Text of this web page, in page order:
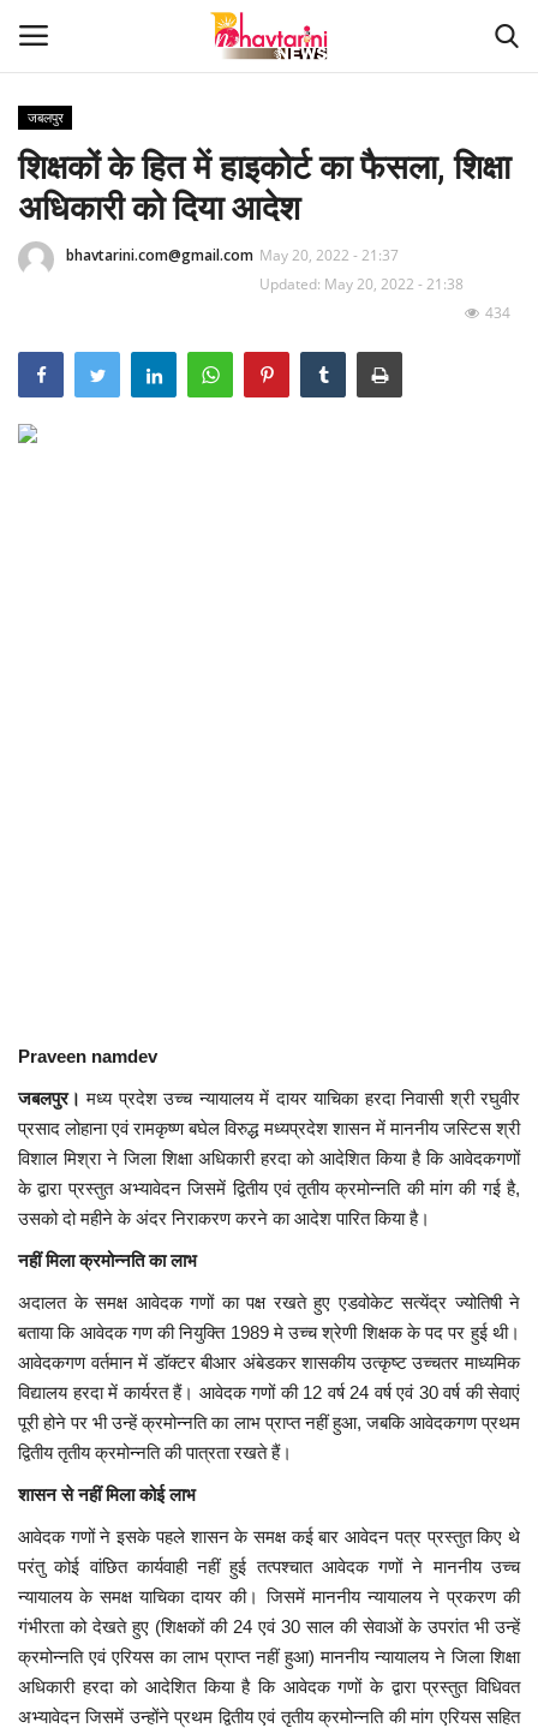
Home
संपर्क करें
हमारे बारे मेंं
पर्यटन
खेल
धर्म
मनोरंजन
बिजनेस
राशिफल
संपर्क
जबलपुर
शिक्षकों के हित में हाइकोर्ट का फैसला, शिक्षा
अधिकारी को दिया आदेश
bhavtarini.com@gmail.com May 20, 2022 - 21:37
Updated: May 20, 2022 - 21:38
434
Praveen namdev
जबलपुर। मध्य प्रदेश उच्च न्यायालय में दायर याचिका हरदा निवासी श्री रघुवीर
प्रसाद लोहाना एवं रामकृष्ण बघेल विरुद्ध मध्यप्रदेश शासन में माननीय जस्टिस श्री
विशाल मिश्रा ने जिला शिक्षा अधिकारी हरदा को आदेशित किया है कि आवेदकगणों
के द्वारा प्रस्तुत अभ्यावेदन जिसमें द्वितीय एवं तृतीय क्रमोन्नति की मांग की गई है,
उसको दो महीने के अंदर निराकरण करने का आदेश पारित किया है।
नहीं मिला क्रमोन्नति का लाभ
अदालत के समक्ष आवेदक गणों का पक्ष रखते हुए एडवोकेट सत्येंद्र ज्योतिषी ने
बताया कि आवेदक गण की नियुक्ति 1989 मे उच्च श्रेणी शिक्षक के पद पर हुई थी।
आवेदकगण वर्तमान में डॉक्टर बीआर अंबेडकर शासकीय उत्कृष्ट उच्चतर माध्यमिक
विद्यालय हरदा में कार्यरत हैं। आवेदक गणों की 12 वर्ष 24 वर्ष एवं 30 वर्ष की सेवाएं
पूरी होने पर भी उन्हें क्रमोन्नति का लाभ प्राप्त नहीं हुआ, जबकि आवेदकगण प्रथम
द्वितीय तृतीय क्रमोन्नति की पात्रता रखते हैं।
शासन से नहीं मिला कोई लाभ
आवेदक गणों ने इसके पहले शासन के समक्ष कई बार आवेदन पत्र प्रस्तुत किए थे
परंतु कोई वांछित कार्यवाही नहीं हुई तत्पश्चात आवेदक गणों ने माननीय उच्च
न्यायालय के समक्ष याचिका दायर की। जिसमें माननीय न्यायालय ने प्रकरण की
गंभीरता को देखते हुए (शिक्षकों की 24 एवं 30 साल की सेवाओं के उपरांत भी उन्हें
क्रमोन्नति एवं एरियस का लाभ प्राप्त नहीं हुआ) माननीय न्यायालय ने जिला शिक्षा
अधिकारी हरदा को आदेशित किया है कि आवेदक गणों के द्वारा प्रस्तुत विधिवत
अभ्यावेदन जिसमें उन्होंने प्रथम द्वितीय एवं तृतीय क्रमोन्नति की मांग एरियस सहित